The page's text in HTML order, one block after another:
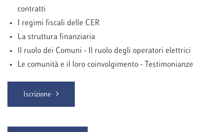
contratti
I regimi fiscali delle CER
La struttura finanziaria
Il ruolo dei Comuni - Il ruolo degli operatori elettrici
Le comunità e il loro coinvolgimento - Testimonianze
Iscrizione